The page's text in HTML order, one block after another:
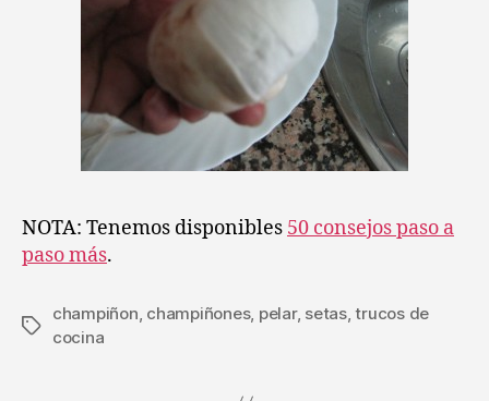
NOTA: Tenemos disponibles 50 consejos paso a
paso más.
Etiquetas
champiñon champiñones, pelar, setas,trucos de
cocina